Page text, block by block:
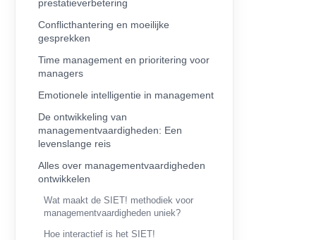
prestatieverbetering
Conflicthantering en moeilijke
gesprekken
Time management en prioritering voor
managers
Emotionele intelligentie in management
De ontwikkeling van
managementvaardigheden: Een
levenslange reis
Alles over managementvaardigheden
ontwikkelen
Wat maakt de SIET! methodiek voor
managementvaardigheden uniek?
Hoe interactief is het SIET!